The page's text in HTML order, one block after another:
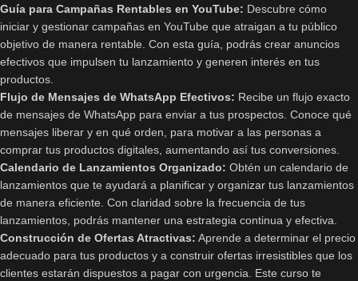
Guía para Campañas Rentables en YouTube: Descubre cómo
iniciar y gestionar campañas en YouTube que atraigan a tu público
objetivo de manera rentable. Con esta guía, podrás crear anuncios
efectivos que impulsen tu lanzamiento y generen interés en tus
productos.
Flujo de Mensajes de WhatsApp Efectivos: Recibe un flujo exacto
de mensajes de WhatsApp para enviar a tus prospectos. Conoce qué
mensajes liberar y en qué orden, para motivar a las personas a
comprar tus productos digitales, aumentando así tus conversiones.
Calendario de Lanzamientos Organizado: Obtén un calendario de
lanzamientos que te ayudará a planificar y organizar tus lanzamientos
de manera eficiente. Con claridad sobre la frecuencia de tus
lanzamientos, podrás mantener una estrategia continua y efectiva.
Construcción de Ofertas Atractivas: Aprende a determinar el precio
adecuado para tus productos y a construir ofertas irresistibles que los
clientes estarán dispuestos a pagar con urgencia. Este curso te